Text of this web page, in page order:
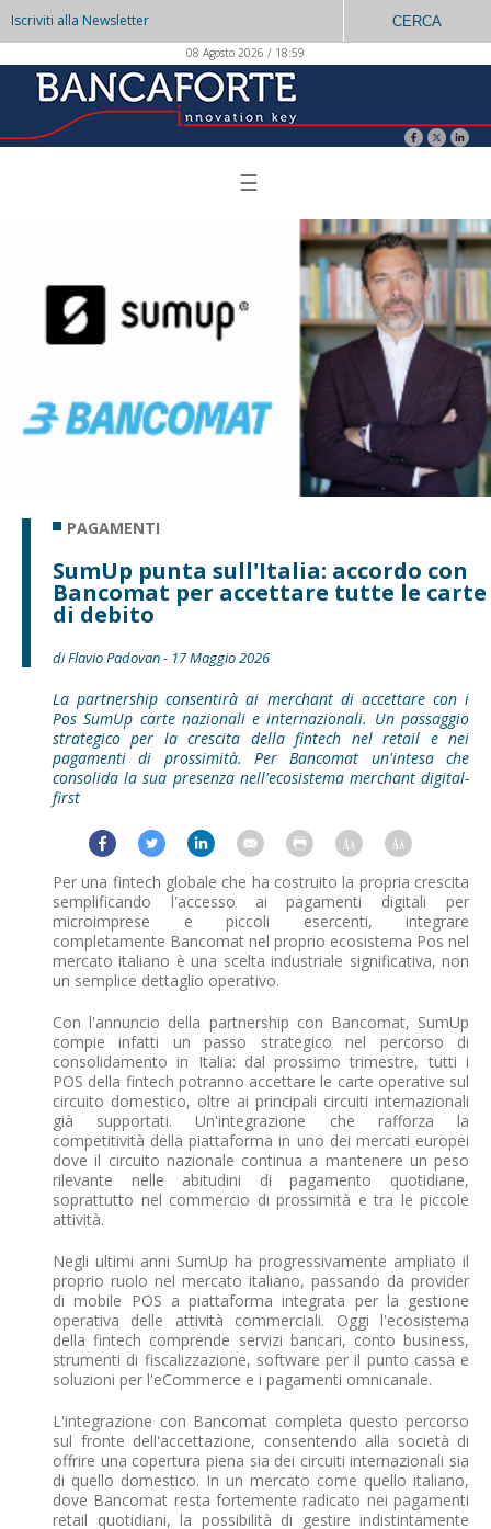
Iscriviti alla Newsletter CERCA
08 Agosto 2026 / 18:59
☰
PAGAMENTI
SumUp punta sull'Italia: accordo con
Bancomat per accettare tutte le carte
di debito
di Flavio Padovan - 17 Maggio 2026
La partnership consentirà ai merchant di accettare con i
Pos SumUp carte nazionali e internazionali. Un passaggio
strategico per la crescita della fintech nel retail e nei
pagamenti di prossimità. Per Bancomat un'intesa che
consolida la sua presenza nell'ecosistema merchant digital-
first
Per una fintech globale che ha costruito la propria crescita
semplificando l'accesso ai pagamenti digitali per
microimprese e piccoli esercenti, integrare
completamente Bancomat nel proprio ecosistema Pos nel
mercato italiano è una scelta industriale significativa, non
un semplice dettaglio operativo.
Con l'annuncio della partnership con Bancomat, SumUp
compie infatti un passo strategico nel percorso di
consolidamento in Italia: dal prossimo trimestre, tutti i
POS della fintech potranno accettare le carte operative sul
circuito domestico, oltre ai principali circuiti internazionali
già supportati. Un'integrazione che rafforza la
competitività della piattaforma in uno dei mercati europei
dove il circuito nazionale continua a mantenere un peso
rilevante nelle abitudini di pagamento quotidiane,
soprattutto nel commercio di prossimità e tra le piccole
attività.
Negli ultimi anni SumUp ha progressivamente ampliato il
proprio ruolo nel mercato italiano, passando da provider
di mobile POS a piattaforma integrata per la gestione
operativa delle attività commerciali. Oggi l'ecosistema
della fintech comprende servizi bancari, conto business,
strumenti di fiscalizzazione, software per il punto cassa e
soluzioni per l'eCommerce e i pagamenti omnicanale.
L'integrazione con Bancomat completa questo percorso
sul fronte dell'accettazione, consentendo alla società di
offrire una copertura piena sia dei circuiti internazionali sia
di quello domestico. In un mercato come quello italiano,
dove Bancomat resta fortemente radicato nei pagamenti
retail quotidiani, la possibilità di gestire indistintamente